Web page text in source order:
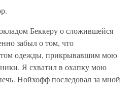
Беккеру о сложившейся
забыл о том, что
одежды, прикрывавшим мою
Я схватил в охапку мою
Нойхофф последовал за мной